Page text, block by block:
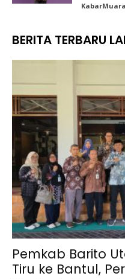
BERITA TERBARU
Pemkab Barito
Tiru ke Bantul,